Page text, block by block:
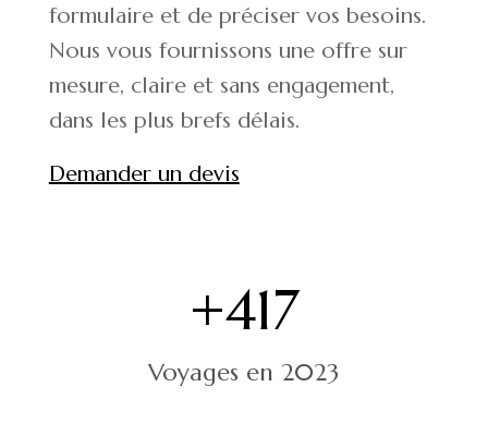
formulaire et de préciser vos besoins.
Nous vous fournissons une offre sur
mesure, claire et sans engagement,
dans les plus brefs délais.
Demander un devis
+417
Voyages en 2023